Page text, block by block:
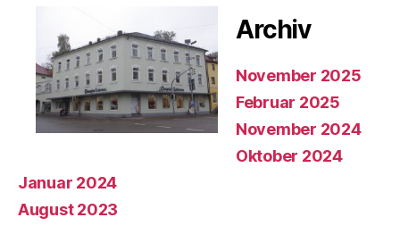
Archiv
November 2025
Februar 2025
November 2024
Oktober 2024
Januar 2024
August 2023